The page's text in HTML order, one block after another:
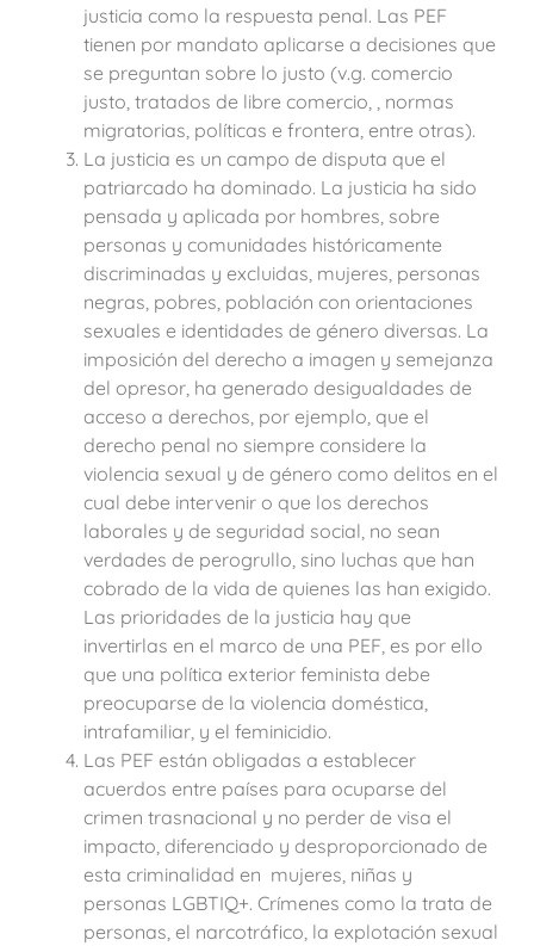
justicia como la respuesta penal. Las PEF
tienen por mandato aplicarse a decisiones que
se preguntan sobre lo justo (v.g. comercio
justo, tratados de libre comercio, , normas
migratorias, políticas e frontera, entre otras).
La justicia es un campo de disputa que el
patriarcado ha dominado. La justicia ha sido
pensada y aplicada por hombres, sobre
personas y comunidades históricamente
discriminadas y excluidas, mujeres, personas
negras, pobres, población con orientaciones
sexuales e identidades de género diversas. La
imposición del derecho a imagen y semejanza
del opresor, ha generado desigualdades de
acceso a derechos, por ejemplo, que el
derecho penal no siempre considere la
violencia sexual y de género como delitos en el
cual debe intervenir o que los derechos
laborales y de seguridad social, no sean
verdades de perogrullo, sino luchas que han
cobrado de la vida de quienes las han exigido.
Las prioridades de la justicia hay que
invertirlas en el marco de una PEF, es por ello
que una política exterior feminista debe
preocuparse de la violencia doméstica,
intrafamiliar, y el feminicidio.
Las PEF están obligadas a establecer
acuerdos entre países para ocuparse del
crimen trasnacional y no perder de visa el
impacto, diferenciado y desproporcionado de
esta criminalidad en mujeres, niñas y
personas LGBTIQ+. Crímenes como la trata de
personas, el narcotráfico, la explotación sexual